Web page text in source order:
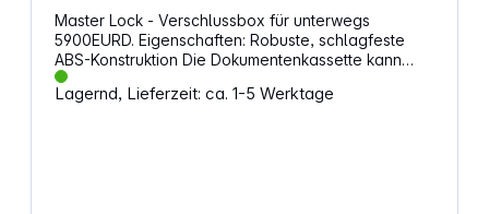
Master Lock - Verschlussbox für unterwegs
5900EURD. Eigenschaften: Robuste, schlagfeste
ABS-Konstruktion Die Dokumentenkassette kann
mittels integriertem Kabel an einem Gegenstand am
Fußboden befestigt werden Einstellbare, 4-stellige
Lagernd, Lieferzeit: ca. 1-5 Werktage